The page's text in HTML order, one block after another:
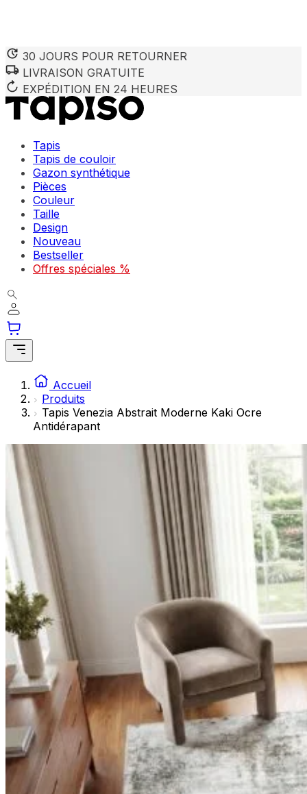
30 JOURS POUR RETOURNER
LIVRAISON GRATUITE
EXPÉDITION EN 24 HEURES
Tapis
Tapis de couloir
Gazon synthétique
Pièces
Couleur
Taille
Design
Nouveau
Bestseller
Offres spéciales %
Accueil
Produits
Tapis Venezia Abstrait Moderne Kaki Ocre
Antidérapant
Nous utilisons des cookies pour personnaliser le contenu
partenaires peuvent combiner ces informations avec
utilisation de leurs services.
Les cookies indispensables sont cruciaux pour les
Les cookies liés aux préférences permettent au site de
comme votre langue préférée ou la région dans laquelle
Les cookies marketing sont utilisés pour suivre les
engageantes pour l'utilisateur individuel et, par
Non classés
Les cookies non classés sont des cookies qui sont en